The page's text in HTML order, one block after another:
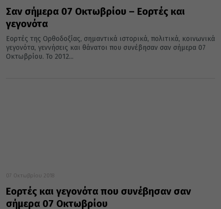
Σαν σήμερα 07 Οκτωβρίου – Εορτές και
γεγονότα
Εορτές της Ορθοδοξίας, σημαντικά ιστορικά, πολιτικά, κοινωνικά
γεγονότα, γεννήσεις και θάνατοι που συνέβησαν σαν σήμερα 07
Οκτωβρίου. Το 2012...
07 Οκτωβρίου 2018
Εορτές και γεγονότα που συνέβησαν σαν
σήμερα 07 Οκτωβρίου